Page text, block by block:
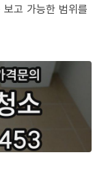
고 가능한 범위를